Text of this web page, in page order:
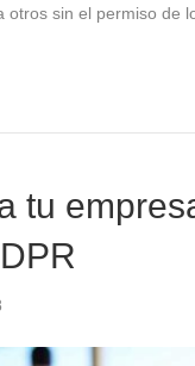
otros sin el permiso de
tu